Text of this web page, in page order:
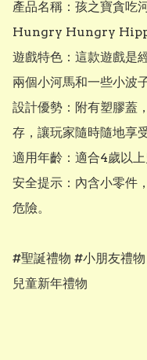
產品名稱：孩之寶貪
Hungry Hungry
遊戲特色：這款遊戲是
兩個小河馬和一些小波子
設計優勢：附有塑膠蓋
存，讓玩家隨時隨地享
適用年齡：適合4歲以上
安全提示：內含小零件
危險。
#聖誕禮物 #小朋友禮
兒童新年禮物